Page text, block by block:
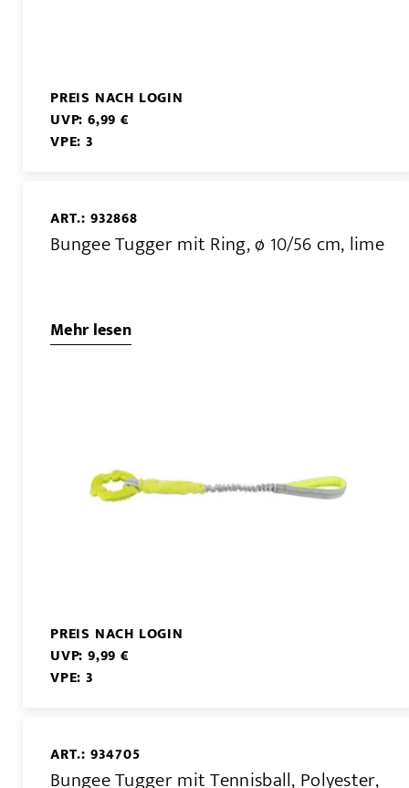
PREIS NACH LOGIN
UVP: 6,99 €
VPE: 3
ART.: 932868
Bungee Tugger mit Ring, ø 10/56 cm, lime
Mehr lesen
PREIS NACH LOGIN
UVP: 9,99 €
VPE: 3
ART.: 934705
Bungee Tugger mit Tennisball, Polyester,